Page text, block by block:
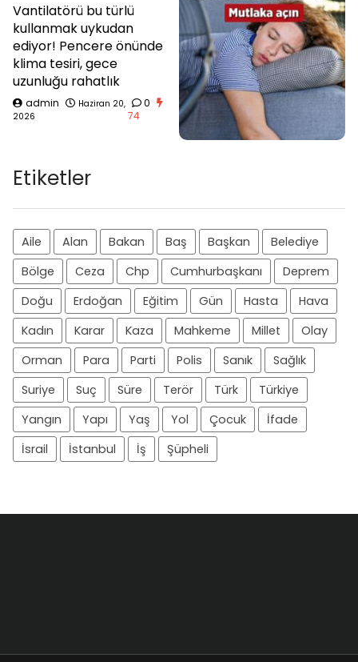
Vantilatörü bu türlü
kullanmak uykudan
ediyor! Pencere önünde
klima tesiri, gece
uzunluğu rahatlık
admin
Haziran 20,
2026
0
74
Etiketler
Aile Alan Bakan Baş Başkan
Belediye
Bölge
Ceza Chp Cumhurbaşkanı
Deprem
Doğu
Erdoğan Eğitim Gün Hasta
Hava
Kadın
Karar Kaza Mahkeme Millet
Olay
Orman
Para Parti Polis Sanık
Sağlık
Suriye
Suç Süre Terör Türk
Türkiye
Yangın
Yapı Yaş Yol Çocuk
İfade
İsrail
İstanbul İş Şüpheli